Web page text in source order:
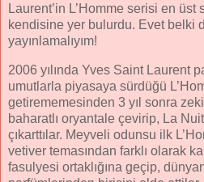
Laurent’in L’Homme serisi en üst
kendisine yer bulurdu. Evet belki
yayınlamalıyım!
2006 yılında Yves Saint Laurent
umutlarla piyasaya sürdüğü
getirememesinden 3 yıl sonra
baharatlı oryantale çevirip, La
çıkarttılar. Meyveli odunsu ilk
vetiver temasından farklı olarak
fasulyesi ortaklığına geçip,